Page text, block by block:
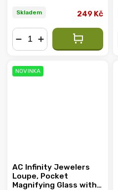
Skladem 249 Kč
NOVINKA
AC Infinity Jewelers
Loupe, Pocket
Magnifying Glass with